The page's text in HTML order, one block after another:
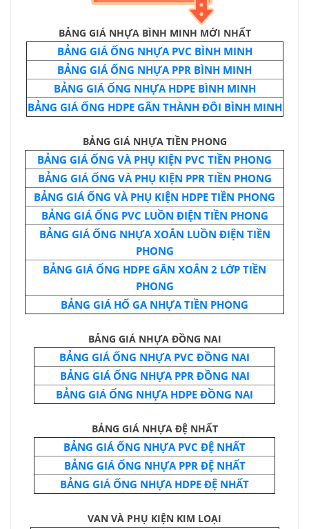
BẢNG GIÁ NHỰA BÌNH MINH MỚI NHẤT
BẢNG GIÁ ỐNG NHỰA PVC BÌNH MINH
BẢNG GIÁ ỐNG NHỰA PPR BÌNH MINH
BẢNG GIÁ ỐNG NHỰA HDPE BÌNH MINH
BẢNG GIÁ ỐNG HDPE GÂN THÀNH ĐÔI BÌNH MINH
BẢNG GIÁ NHỰA TIỀN PHONG
BẢNG GIÁ ỐNG VÀ PHỤ KIỆN PVC TIỀN PHONG
BẢNG GIÁ ỐNG VÀ PHỤ KIỆN PPR TIỀN PHONG
BẢNG GIÁ ỐNG VÀ PHỤ KIỆN HDPE TIỀN PHONG
BẢNG GIÁ ỐNG PVC LUỒN ĐIỆN TIỀN PHONG
BẢNG GIÁ ỐNG NHỰA XOẮN LUỒN ĐIỆN TIỀN
PHONG
BẢNG GIÁ ỐNG HDPE GÂN XOẮN 2 LỚP TIỀN
PHONG
BẢNG GIÁ HỐ GA NHỰA TIỀN PHONG
BẢNG GIÁ NHỰA ĐỒNG NAI
BẢNG GIÁ ỐNG NHỰA PVC ĐỒNG NAI
BẢNG GIÁ ỐNG NHỰA PPR ĐỒNG NAI
BẢNG GIÁ ỐNG NHỰA HDPE ĐỒNG NAI
BẢNG GIÁ NHỰA ĐỆ NHẤT
BẢNG GIÁ ỐNG NHỰA PVC ĐỆ NHẤT
BẢNG GIÁ ỐNG NHỰA PPR ĐỆ NHẤT
BẢNG GIÁ ỐNG NHỰA HDPE ĐỆ NHẤT
VAN VÀ PHỤ KIỆN KIM LOẠI